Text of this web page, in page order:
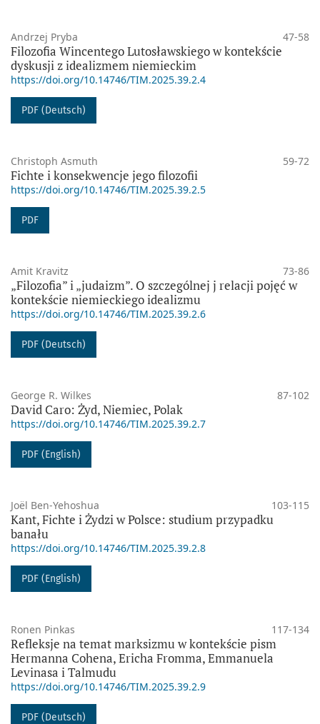
Andrzej Pryba 47-58
Filozofia Wincentego Lutosławskiego w kontekście
dyskusji z idealizmem niemieckim
https://doi.org/10.14746/TIM.2025.39.2.4
PDF (Deutsch)
Christoph Asmuth 59-72
Fichte i konsekwencje jego filozofii
https://doi.org/10.14746/TIM.2025.39.2.5
PDF
Amit Kravitz 73-86
„Filozofia” i „judaizm”. O szczególnej j relacji pojęć w
kontekście niemieckiego idealizmu
https://doi.org/10.14746/TIM.2025.39.2.6
PDF (Deutsch)
George R. Wilkes 87-102
David Caro: Żyd, Niemiec, Polak
https://doi.org/10.14746/TIM.2025.39.2.7
PDF (English)
Joël Ben-Yehoshua 103-115
Kant, Fichte i Żydzi w Polsce: studium przypadku
banału
https://doi.org/10.14746/TIM.2025.39.2.8
PDF (English)
Ronen Pinkas 117-134
Refleksje na temat marksizmu w kontekście pism
Hermanna Cohena, Ericha Fromma, Emmanuela
Levinasa i Talmudu
https://doi.org/10.14746/TIM.2025.39.2.9
PDF (Deutsch)